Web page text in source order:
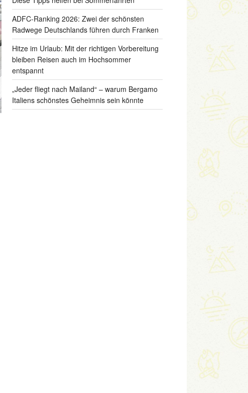
ADFC-Ranking 2026: Zwei der schönsten
Radwege Deutschlands führen durch Franken
Hitze im Urlaub: Mit der richtigen Vorbereitung
bleiben Reisen auch im Hochsommer
entspannt
„Jeder fliegt nach Mailand“ – warum Bergamo
Italiens schönstes Geheimnis sein könnte